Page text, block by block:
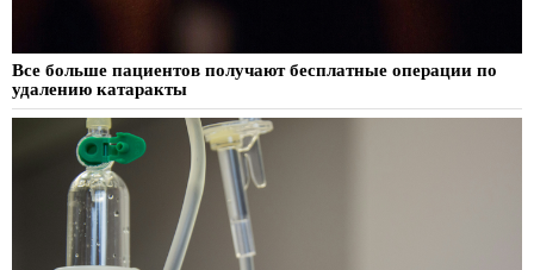
Все больше пациентов получают бесплатные операции по
удалению катаракты